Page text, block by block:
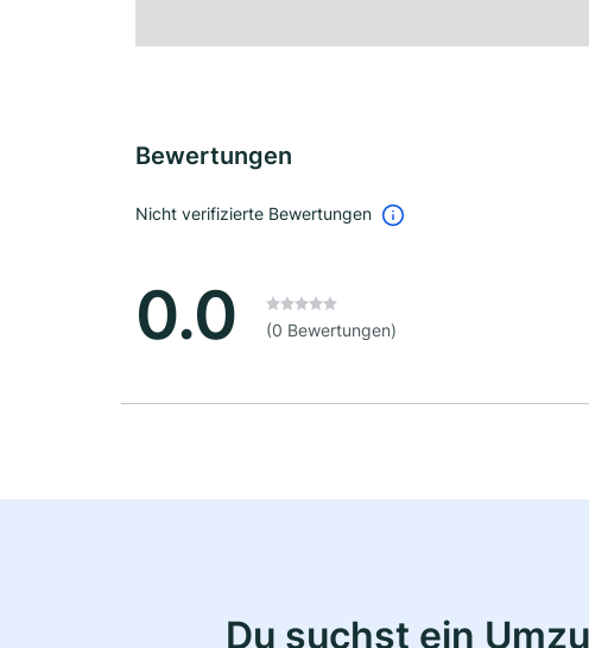
Bewertungen
Nicht verifizierte Bewertungen
0.0 (0 Bewertungen)
Du suchst ein